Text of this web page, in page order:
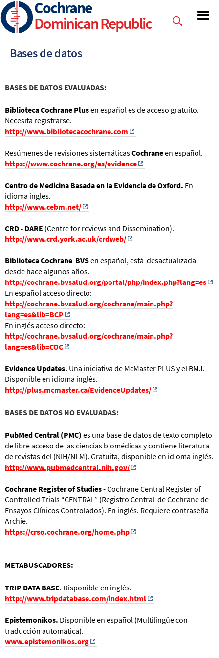
Skip
to
main
Cochrane
Dominican Republic
Bases de datos
BASES DE DATOS EVALUADAS:
Biblioteca Cochrane Plusen español es de acceso gratuito.
Necesita registrarse.
http://www.bibliotecacochrane.com
Resúmenes de revisiones sistemáticasCochraneen español.
https://www.cochrane.org/es/evidence
Centro de Medicina Basada en la Evidencia de Oxford. En
idioma inglés.
http://www.cebm.net/
CRD - DARE (Centre for reviews and Dissemination).
http://www.crd.york.ac.uk/crdweb/
Biblioteca Cochrane BVSen español, está desactualizada
desde hace algunos años.
http://cochrane.bvsalud.org/portal/php/index.php?lang=es
En español acceso directo:
http://cochrane.bvsalud.org/cochrane/main.php?
lang=es&lib=BCP
En inglés acceso directo:
http://cochrane.bvsalud.org/cochrane/main.php?
lang=es&lib=COC
Evidence Updates. Una iniciativa de McMaster PLUS y el BMJ.
Disponible en idioma inglés.
http://plus.mcmaster.ca/EvidenceUpdates/
BASES DE DATOS NO EVALUADAS:
PubMed Central (PMC) es una base de datos de texto completo
de libre acceso de las ciencias biomédicas y contiene literatura
de revistas del (NIH/NLM). Gratuita, disponible en idioma inglés.
http://www.pubmedcentral.nih.gov/
Cochrane Register of Studies- Cochrane Central Register of
Controlled Trials “CENTRAL” (Registro Central de Cochrane de
Ensayos Clínicos Controlados). En inglés. Requiere contraseña
Archie.
https://crso.cochrane.org/home.php
METABUSCADORES:
TRIP DATA BASE. Disponible en inglés.
http://www.tripdatabase.com/index.html
Epistemonikos. Disponible en español (Multilingüe con
traducción automática).
www.epistemonikos.org